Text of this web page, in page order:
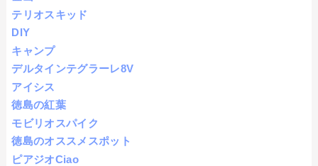
テリオスキッド
DIY
キャンプ
デルタインテグラーレ8V
アイシス
徳島の紅葉
モビリオスパイク
徳島のオススメスポット
ピアジオCiao